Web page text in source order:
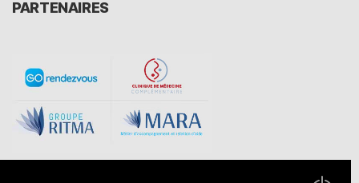
PARTENAIRES